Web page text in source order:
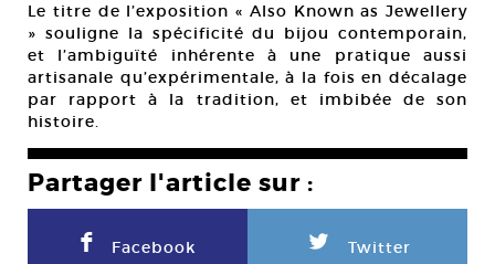
Le titre de l’exposition « Also Known as Jewellery
» souligne la spécificité du bijou contemporain,
et l’ambiguïté inhérente à une pratique aussi
artisanale qu’expérimentale, à la fois en décalage
par rapport à la tradition, et imbibée de son
histoire.
Partager l'article sur :
F Facebook L Twitter